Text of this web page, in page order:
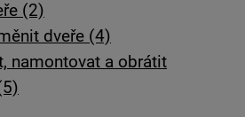
(2)
dveře (4)
namontovat a obrátit